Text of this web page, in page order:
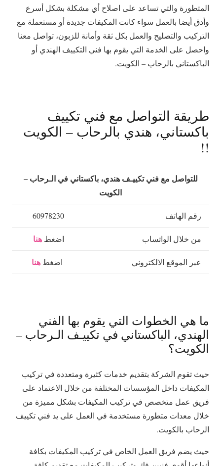
المتطورة والتي تساعد على اصلاح أي مشكلة بشكل أسرع
وأدق أيضا بالعمل سواء كانت المكيفات جديدة أو مستعملة مع
التركيب والتصليح والعمل بكل ثقة وأمانة للزبون، تواصل معنا
واحصل على الخدمة التي يقوم بها فني التكييف الهندي أو
الباكستاني بالرحاب – الكويت.
طريقة التواصل مع فني تكييف
باكستاني، هندي بالرحاب – الكويت
!!
للتواصل مع فني تكييـف هندي، باكستاني في الـرحاب –
الكويت
رقم الهاتف 60978230
من خلال الواتساب اضغطهنا
عبر الموقع الالكتروني اضغط هنا
ما هي الخطوات التي يقوم بها الفني
الهندي، الباكستاني في تكييـف الـرحاب –
الكويت؟
حيث تقوم الشركة بتقديم خدمات كثيرة ومتعددة في تركيب
المكيفات داخل المؤسسات المختلفة من خلال الاعتماد على
فريق عمل متخصص في تركيب المكيفات بشكل مميزة من
خلال معدات متطورة مستخدمة في العمل على يد فني تكييف
الرحاب بالكويت.
حيث يضم فريق العمل الخاص في تركيب المكيفات بكافة